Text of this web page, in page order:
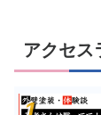
アクセス